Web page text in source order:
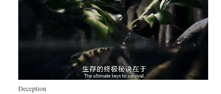
Deception